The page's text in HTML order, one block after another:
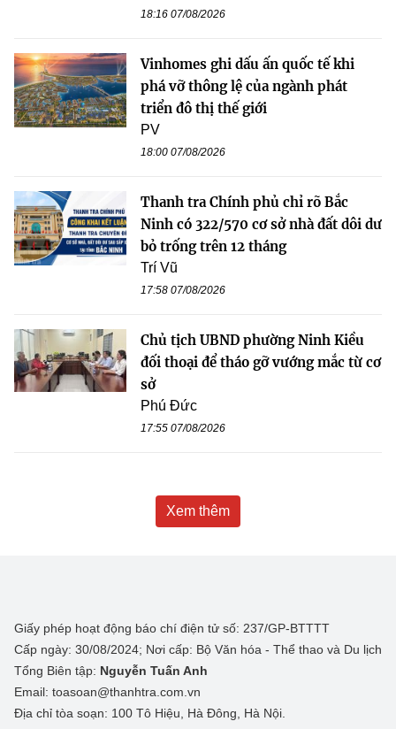
18:16 07/08/2026
Vinhomes ghi dấu ấn quốc tế khi
phá vỡ thông lệ của ngành phát
triển đô thị thế giới
PV
18:00 07/08/2026
Thanh tra Chính phủ chỉ rõ Bắc
Ninh có 322/570 cơ sở nhà đất dôi dư
bỏ trống trên 12 tháng
Trí Vũ
17:58 07/08/2026
Chủ tịch UBND phường Ninh Kiều
đối thoại để tháo gỡ vướng mắc từ cơ
sở
Phú Đức
17:55 07/08/2026
Xem thêm
Giấy phép hoạt động báo chí điện tử số: 237/GP-BTTTT
Cấp ngày: 30/08/2024; Nơi cấp: Bộ Văn hóa - Thể thao và Du lịch
Tổng Biên tập: Nguyễn Tuấn Anh
Email: toasoan@thanhtra.com.vn
Địa chỉ tòa soạn: 100 Tô Hiệu, Hà Đông, Hà Nội.